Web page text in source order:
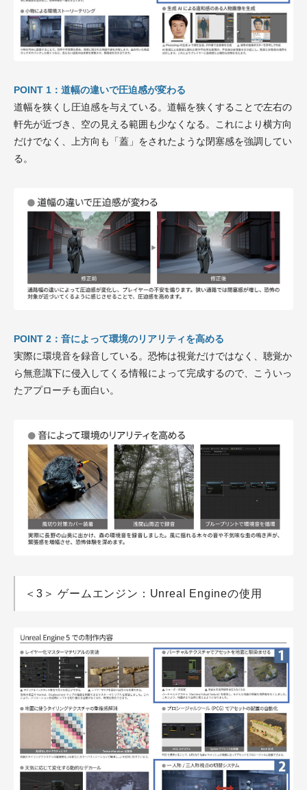
POINT 1：道幅の違いで圧迫感が変わる
道幅を狭くし圧迫感を与えている。道幅を狭くすることで左右の
軒先が近づき、空の見える範囲も少なくなる。これにより横方向
だけでなく、上方向も「蓋」をされたような閉塞感を強調してい
る。
POINT 2：音によって環境のリアリティを高める
実際に環境音を録音している。恐怖は視覚だけではなく、聴覚か
ら無意識下に侵入してくる情報によって完成するので、こういっ
たアプローチも面白い。
＜3＞ ゲームエンジン：Unreal Engineの使用